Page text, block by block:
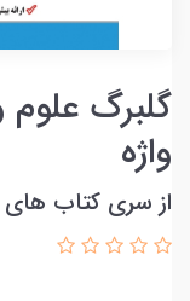
گلبرگ
واژه
از سری کتاب های